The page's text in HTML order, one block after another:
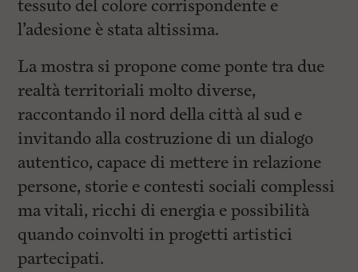
tessuto del colore corrispondente e
l’adesione è stata altissima.
La mostra si propone come ponte tra due
realtà territoriali molto diverse,
raccontando il nord della città al sud e
invitando alla costruzione di un dialogo
autentico, capace di mettere in relazione
persone, storie e contesti sociali complessi
ma vitali, ricchi di energia e possibilità
quando coinvolti in progetti artistici
partecipati.